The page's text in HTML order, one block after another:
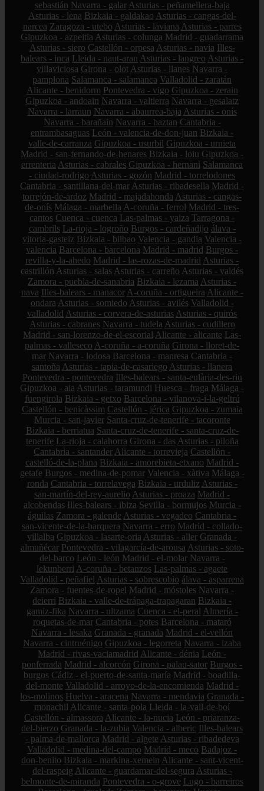
sebastián Navarra - galar Asturias - peñamellera-baja
Asturias - lena Bizkaia - galdakao Asturias - cangas-del-
narcea Zaragoza - utebo Asturias - laviana Asturias - parres
Gipuzkoa - azpeitia Asturias - colunga Madrid - guadarrama
Asturias - siero Castellón - orpesa Asturias - navia Illes-
balears - inca Lleida - naut-aran Asturias - langreo Asturias -
villaviciosa Girona - olot Asturias - llanes Navarra -
pamplona Salamanca - salamanca Valladolid - zaratán
Alicante - benidorm Pontevedra - vigo Gipuzkoa - zerain
Gipuzkoa - andoain Navarra - valtierra Navarra - gesalatz
Navarra - larraun Navarra - abaurrea-baja Asturias - onís
Navarra - barañain Navarra - baztan Cantabria -
entrambasaguas León - valencia-de-don-juan Bizkaia -
valle-de-carranza Gipuzkoa - usurbil Gipuzkoa - urnieta
Madrid - san-fernando-de-henares Bizkaia - loiu Gipuzkoa -
errenteria Asturias - cabrales Gipuzkoa - hernani Salamanca
- ciudad-rodrigo Asturias - gozón Madrid - torrelodones
Cantabria - santillana-del-mar Asturias - ribadesella Madrid -
torrejón-de-ardoz Madrid - majadahonda Asturias - cangas-
de-onís Málaga - marbella A-coruña - ferrol Madrid - tres-
cantos Cuenca - cuenca Las-palmas - yaiza Tarragona -
cambrils La-rioja - logroño Burgos - cardeñadijo álava -
vitoria-gasteiz Bizkaia - bilbao Valencia - gandia Valencia -
valencia Barcelona - barcelona Madrid - madrid Burgos -
revilla-y-la-ahedo Madrid - las-rozas-de-madrid Asturias -
castrillón Asturias - salas Asturias - carreño Asturias - valdés
Zamora - puebla-de-sanabria Bizkaia - lezama Asturias -
nava Illes-balears - manacor A-coruña - ortigueira Alicante -
ondara Asturias - somiedo Asturias - avilés Valladolid -
valladolid Asturias - corvera-de-asturias Asturias - quirós
Asturias - cabranes Navarra - tudela Asturias - cudillero
Madrid - san-lorenzo-de-el-escorial Alicante - alicante Las-
palmas - valleseco A-coruña - a-coruña Girona - lloret-de-
mar Navarra - lodosa Barcelona - manresa Cantabria -
santoña Asturias - tapia-de-casariego Asturias - llanera
Pontevedra - pontevedra Illes-balears - santa-eulària-des-riu
Gipuzkoa - aia Asturias - taramundi Huesca - fraga Málaga -
fuengirola Bizkaia - getxo Barcelona - vilanova-i-la-geltrú
Castellón - benicàssim Castellón - jérica Gipuzkoa - zumaia
Murcia - san-javier Santa-cruz-de-tenerife - tacoronte
Bizkaia - berriatua Santa-cruz-de-tenerife - santa-cruz-de-
tenerife La-rioja - calahorra Girona - das Asturias - piloña
Cantabria - santander Alicante - torrevieja Castellón -
castelló-de-la-plana Bizkaia - amorebieta-etxano Madrid -
getafe Burgos - medina-de-pomar Valencia - xàtiva Málaga -
ronda Cantabria - torrelavega Bizkaia - urduliz Asturias -
san-martín-del-rey-aurelio Asturias - proaza Madrid -
alcobendas Illes-balears - ibiza Sevilla - bormujos Murcia -
águilas Zamora - galende Asturias - vegadeo Cantabria -
san-vicente-de-la-barquera Navarra - erro Madrid - collado-
villalba Gipuzkoa - lasarte-oria Asturias - aller Granada -
almuñécar Pontevedra - vilagarcía-de-arousa Asturias - soto-
del-barco León - león Madrid - el-molar Navarra -
lekunberri A-coruña - betanzos Las-palmas - agaete
Valladolid - peñafiel Asturias - sobrescobio álava - asparrena
Zamora - fuentes-de-ropel Madrid - móstoles Navarra -
deierri Bizkaia - valle-de-trápaga-trapagaran Bizkaia -
gamiz-fika Navarra - ultzama Cuenca - el-peral Almería -
roquetas-de-mar Cantabria - potes Barcelona - mataró
Navarra - lesaka Granada - granada Madrid - el-vellón
Navarra - cintruénigo Gipuzkoa - legorreta Navarra - izaba
Madrid - rivas-vaciamadrid Alicante - dénia León -
ponferrada Madrid - alcorcón Girona - palau-sator Burgos -
burgos Cádiz - el-puerto-de-santa-maría Madrid - boadilla-
del-monte Valladolid - arroyo-de-la-encomienda Madrid -
los-molinos Huelva - aracena Navarra - mendavia Granada -
monachil Alicante - santa-pola Lleida - la-vall-de-boí
Castellón - almassora Alicante - la-nucia León - priaranza-
del-bierzo Granada - la-zubia Valencia - alberic Illes-balears
- palma-de-mallorca Madrid - algete Asturias - ribadedeva
Valladolid - medina-del-campo Madrid - meco Badajoz -
don-benito Bizkaia - markina-xemein Alicante - sant-vicent-
del-raspeig Alicante - guardamar-del-segura Asturias -
belmonte-de-miranda Pontevedra - o-grove Lugo - barreiros